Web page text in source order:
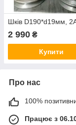
Шків D190*d19мм,
2 990 ₴
Купити
Про нас
100%
Працює з